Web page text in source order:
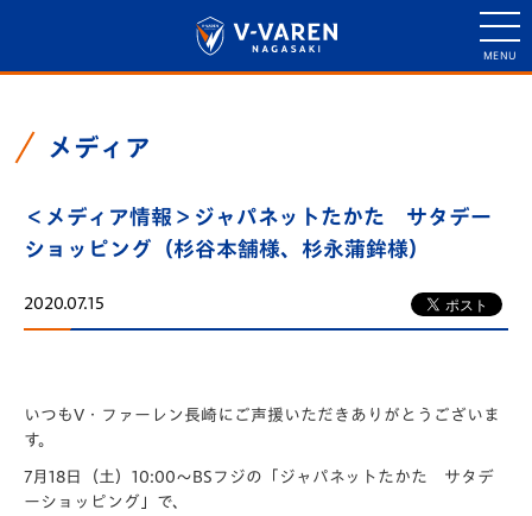
メディア
＜メディア情報＞ジャパネットたかた サタデー
ショッピング（杉谷本舗様、杉永蒲鉾様）
2020.07.15
いつもV・ファーレン長崎にご声援いただきありがとうございま
す。
7月18日（土）10:00～BSフジの「ジャパネットたかた サタデ
ーショッピング」で、